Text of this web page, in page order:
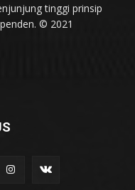
tinggi prinsip
© 2021